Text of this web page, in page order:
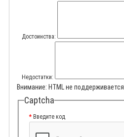
Достоинства:
Недостатки:
Внимание: HTML не
Captcha
Введите код